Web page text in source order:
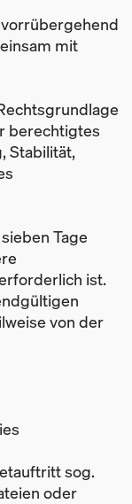
mit
berechtigtes
Stabilität,
Tage
ist.
von der
sog.
oder